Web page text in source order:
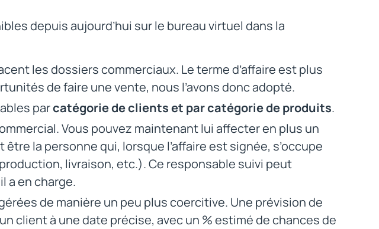
depuis aujourd’hui sur le bureau virtuel dans la
les dossiers commerciaux. Le terme d’affaire est plus
de faire une vente, nous l’avons donc adopté.
parcatégorie de clients et par catégorie de produits.
Vous pouvez maintenant lui affecter en plus un
être la personne qui, lorsque l’affaire est signée, s’occupe
livraison, etc.). Ce responsable suivi peut
a en charge.
de manière un peu plus coercitive. Une prévision de
client à une date précise, avec un % estimé de chances de